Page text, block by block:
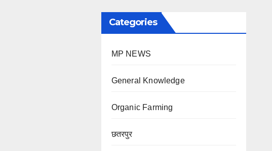
Categories
MP NEWS
General Knowledge
Organic Farming
छतरपुर